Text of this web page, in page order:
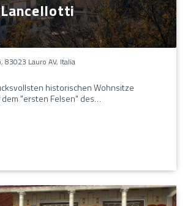
83023 Lauro AV, Italia
historischen Wohnsitze
dem "ersten Felsen" des…